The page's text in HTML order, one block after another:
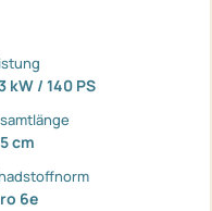
kW / 140 PS
cm
6e